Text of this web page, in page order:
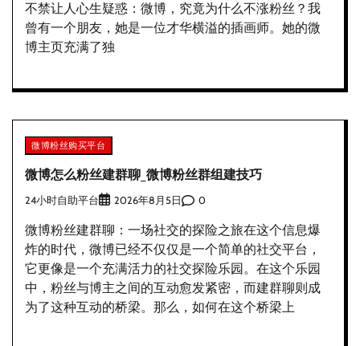
不禁让人心生疑惑：微博，究竟为什么不涨粉丝？我
曾有一个朋友，她是一位才华横溢的插画师。她的微
博主页充满了独
微博粉丝购买平台
微博怎么粉丝建群聊_微博粉丝群组建技巧
24小时自助平台 2026年8月5日 0
微博粉丝建群聊：一场社交的探险之旅在这个信息爆
炸的时代，微博已经不仅仅是一个简单的社交平台，
它更像是一个充满活力的社交探险乐园。在这个乐园
中，粉丝与博主之间的互动愈发紧密，而建群聊则成
为了这种互动的桥梁。那么，如何在这个桥梁上